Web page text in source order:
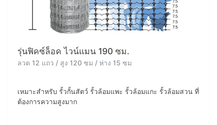
รุ่นฟิคซ์ล็อค ไวน์แมน 190 ซม.
ลวด 12 แถว / สูง 120 ซม / ห่าง 15 ซม
เหมาะสำหรับ รั้วกั้นสัตว์ รั้วล้อมแพะ รั้วล้อมแกะ รั้วล้อมสวน ที่
ต้องการความสูงมาก